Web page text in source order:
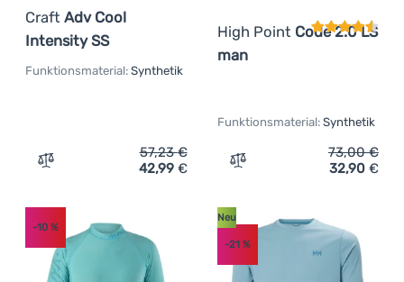
Craft Adv Cool
Intensity SS
Funktionsmaterial: Synthetik
Zum Vergleich 'Damen-T-Shirt Craft Adv Cool Intensity
57,23€
42,99 €
High Point Code 2.0 LS
man
Funktionsmaterial: Synthetik
Zum Vergleich 'Herren-T-
73,00€
32,90 €
-10 %
Neu
-21 %